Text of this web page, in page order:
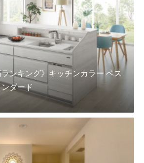
ンキング》キッチンカラー ベス
ダード